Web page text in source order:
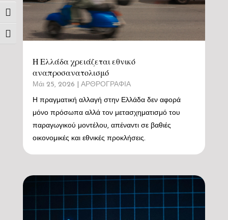
Εναλλαγή Υψηλής Αντίθεσης
Εναλλαγή Μεγέθους Γραμμάτων
Η Ελλάδα χρειάζεται εθνικό
αναπροσανατολισμό
Μάι 25, 2026 ΑΡΘΡΟΓΡΑΦΙΑ
Η πραγματική αλλαγή στην Ελλάδα δεν αφορά
μόνο πρόσωπα αλλά τον μετασχηματισμό του
παραγωγικού μοντέλου, απέναντι σε βαθιές
οικονομικές και εθνικές προκλήσεις.